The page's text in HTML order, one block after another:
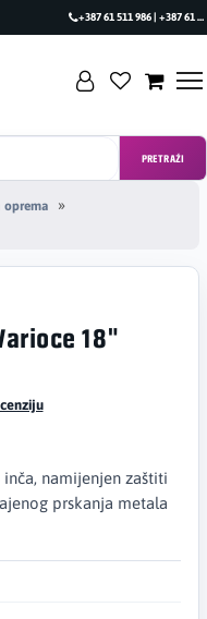
+387 61 511 986 | +387 61 493 470
PRETRAŽI
oprema
18"
namijenjen zaštiti
prskanja metala